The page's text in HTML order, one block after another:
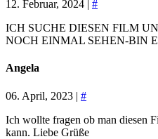
12. Februar, 2024 | #
ICH SUCHE DIESEN FILM
NOCH EINMAL SEHEN-BIN
Angela
06. April, 2023 | #
Ich wollte fragen ob man diesen
kann. Liebe Grüße